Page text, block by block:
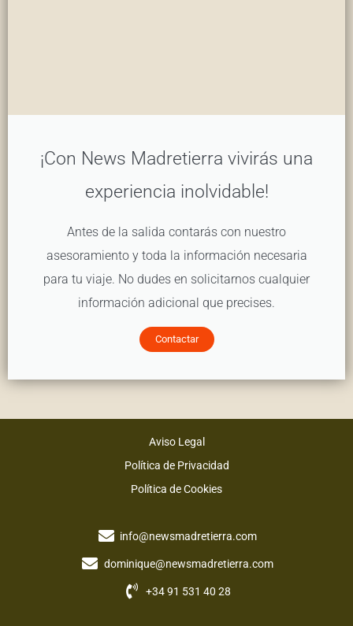
¡Con News Madretierra vivirás una
experiencia inolvidable!
Antes de la salida contarás con nuestro
asesoramiento y toda la información necesaria
para tu viaje. No dudes en solicitarnos cualquier
información adicional que precises.
Contactar
Aviso Legal
Política de Privacidad
Política de Cookies
info@newsmadretierra.com
dominique@newsmadretierra.com
+34 91 531 40 28